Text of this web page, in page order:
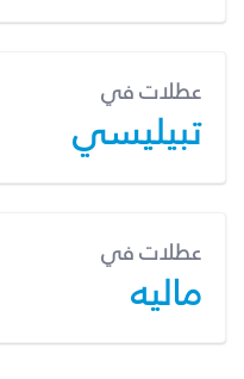
عطلات في
تبيليسي
عطلات في
ماليه